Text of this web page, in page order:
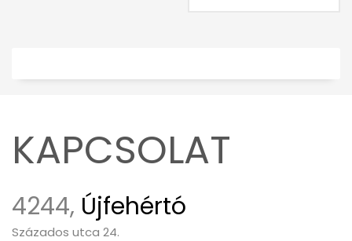
KAPCSOLAT
4244, Újfehértó
Százados utca 24.